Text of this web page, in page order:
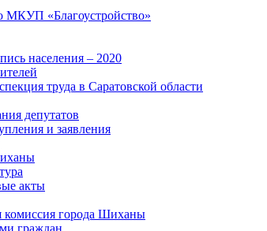
МКУП «Благоустройство»
населения – 2020
труда в Саратовской области
депутатов
и заявления
акты
комиссия города Шиханы
граждан